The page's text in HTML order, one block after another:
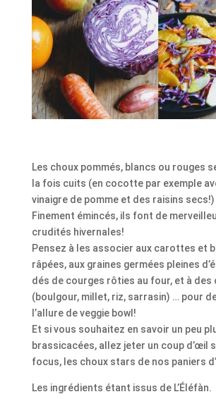
Les choux pommés, blancs ou rouges
la fois cuits (en cocotte par exemple
vinaigre de pomme et des raisins
Finement émincés, ils font de
crudités hivernales!
Pensez à les associer aux carottes et
râpées, aux graines germées pleines
dés de courges rôties au four, et à des
(boulgour, millet, riz, sarrasin) … pour
l’allure de veggie bowl!
Et si vous souhaitez en savoir un peu
brassicacées, allez jeter un coup d’œil
focus, les choux stars de nos paniers
Les ingrédients étant issus de L’Éléfàn.